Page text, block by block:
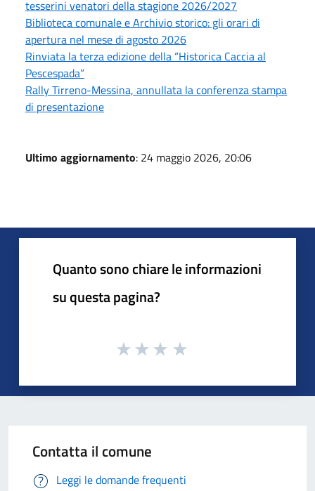
tesserini venatori della stagione 2026/2027
Biblioteca comunale e Archivio storico: gli orari di
apertura nel mese di agosto 2026
Rinviata la terza edizione della “Historica Caccia al
Pescespada”
Rally Tirreno-Messina, annullata la conferenza stampa
di presentazione
Ultimo aggiornamento: 24 maggio 2026, 20:06
Quanto sono chiare le informazioni
su questa pagina?
Contatta il comune
Leggi le domande frequenti